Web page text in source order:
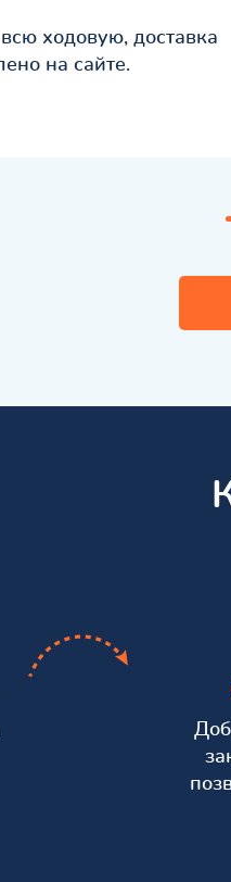
ходовую, доставка
на сайте.